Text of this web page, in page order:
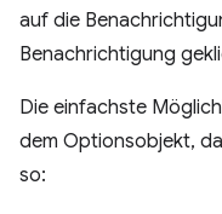
auf die
Benachrichtigung
Die einfachste
dem Optionsobjekt,
so: